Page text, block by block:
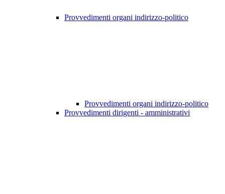
Provvedimenti organi indirizzo-politico
Provvedimenti organi indirizzo-politico
Provvedimenti dirigenti - amministrativi